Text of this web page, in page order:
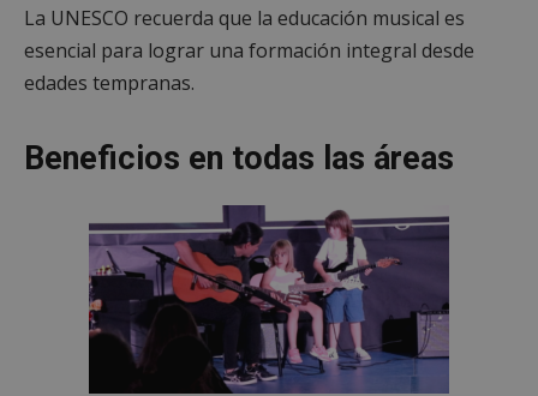
La UNESCO recuerda que la educación musical es
esencial para lograr una formación integral desde
edades tempranas.
Beneficios en todas las áreas